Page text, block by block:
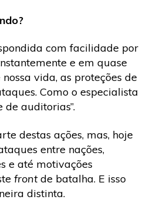
com facilidade por
e em quase
vida, as proteções de
Como o especialista
de auditorias”.
destas ações, mas, hoje
entre nações,
e até motivações
frontde batalha. E isso
distinta.